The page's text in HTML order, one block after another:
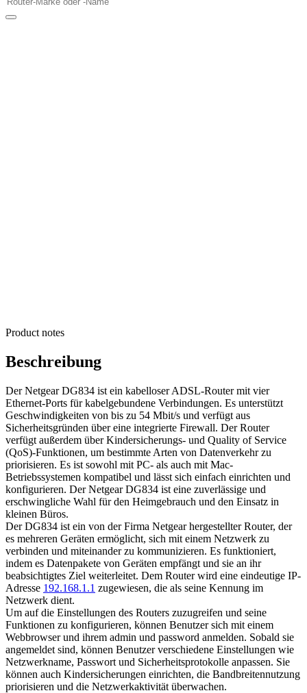
Product notes
Beschreibung
Der Netgear DG834 ist ein kabelloser ADSL-Router mit vier
Ethernet-Ports für kabelgebundene Verbindungen. Es unterstützt
Geschwindigkeiten von bis zu 54 Mbit/s und verfügt aus
Sicherheitsgründen über eine integrierte Firewall. Der Router
verfügt außerdem über Kindersicherungs- und Quality of Service
(QoS)-Funktionen, um bestimmte Arten von Datenverkehr zu
priorisieren. Es ist sowohl mit PC- als auch mit Mac-
Betriebssystemen kompatibel und lässt sich einfach einrichten und
konfigurieren. Der Netgear DG834 ist eine zuverlässige und
erschwingliche Wahl für den Heimgebrauch und den Einsatz in
kleinen Büros.
Der DG834 ist ein von der Firma Netgear hergestellter Router, der
es mehreren Geräten ermöglicht, sich mit einem Netzwerk zu
verbinden und miteinander zu kommunizieren. Es funktioniert,
indem es Datenpakete von Geräten empfängt und sie an ihr
beabsichtigtes Ziel weiterleitet. Dem Router wird eine eindeutige IP-
Adresse 192.168.1.1 zugewiesen, die als seine Kennung im
Netzwerk dient.
Um auf die Einstellungen des Routers zuzugreifen und seine
Funktionen zu konfigurieren, können Benutzer sich mit einem
Webbrowser und ihrem admin und password anmelden. Sobald sie
angemeldet sind, können Benutzer verschiedene Einstellungen wie
Netzwerkname, Passwort und Sicherheitsprotokolle anpassen. Sie
können auch Kindersicherungen einrichten, die Bandbreitennutzung
priorisieren und die Netzwerkaktivität überwachen.